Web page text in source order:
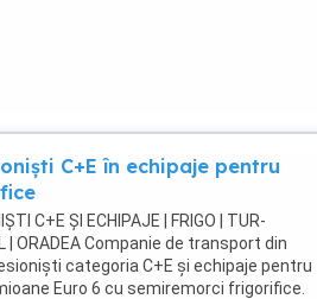
C+E în echipaje pentru
C+E ȘI ECHIPAJE | FRIGO | TUR-
| ORADEA Companie de transport din
categoria C+E și echipaje pentru
Euro 6 cu semiremorci frigorifice.